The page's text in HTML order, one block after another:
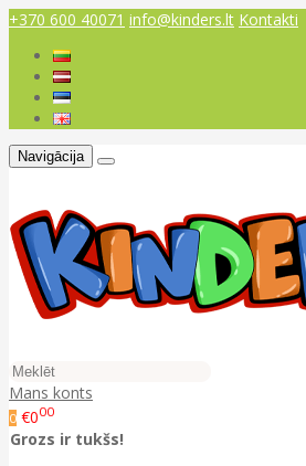
+370 600 40071 info@kinders.lt Kontakti
Navigācija
Mans konts
0 €000
Grozs ir tukšs!